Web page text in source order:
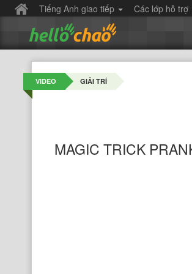
Tiếng Anh giao tiếp Các lớp hỗ trợ
VIDEO GIẢI TRÍ
MAGIC TRICK